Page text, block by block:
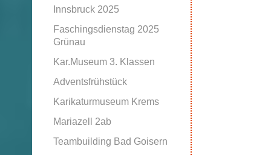
Innsbruck 2025
Faschingsdienstag 2025
Grünau
Kar.Museum 3. Klassen
Adventsfrühstück
Karikaturmuseum Krems
Mariazell 2ab
Teambuilding Bad Goisern